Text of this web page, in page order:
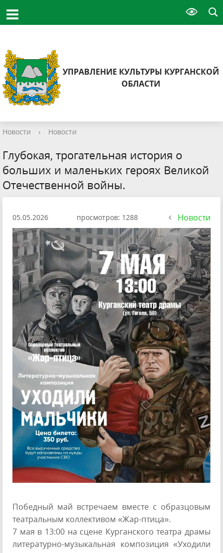
УПРАВЛЕНИЕ КУЛЬТУРЫ КУРГАНСКОЙ
ОБЛАСТИ
Новости › Новости
Глубокая, трогательная история о
больших и маленьких героях Великой
Отечественной войны.
05.05.2026 просмотров: 1288 Новости
Победный май встречаем вместе с образцовым
театральным коллективом «Жар-птица».
7 мая в 13:00 на сцене Курганского театра драмы
литературно-музыкальная композиция «Уходили